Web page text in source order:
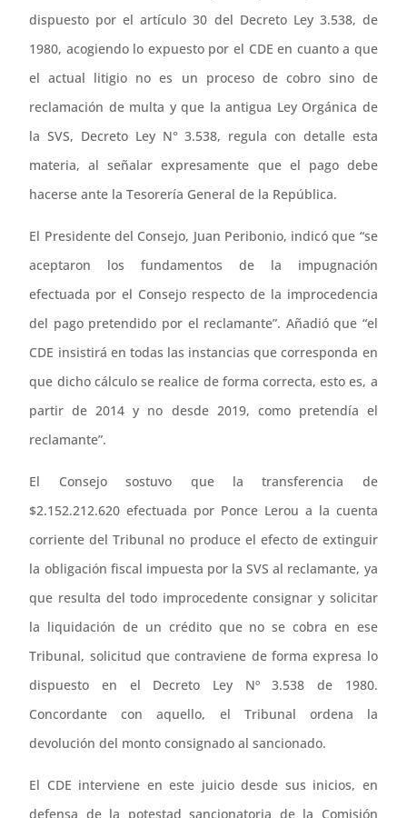
dispuesto por el artículo 30 del Decreto Ley 3.538, de
1980, acogiendo lo expuesto por el CDE en cuanto a que
el actual litigio no es un proceso de cobro sino de
reclamación de multa y que la antigua Ley Orgánica de
la SVS, Decreto Ley N° 3.538, regula con detalle esta
materia, al señalar expresamente que el pago debe
hacerse ante la Tesorería General de la República.
El Presidente del Consejo, Juan Peribonio, indicó que “se
aceptaron los fundamentos de la impugnación
efectuada por el Consejo respecto de la improcedencia
del pago pretendido por el reclamante”. Añadió que “el
CDE insistirá en todas las instancias que corresponda en
que dicho cálculo se realice de forma correcta, esto es, a
partir de 2014 y no desde 2019, como pretendía el
reclamante”.
El Consejo sostuvo que la transferencia de
$2.152.212.620 efectuada por Ponce Lerou a la cuenta
corriente del Tribunal no produce el efecto de extinguir
la obligación fiscal impuesta por la SVS al reclamante, ya
que resulta del todo improcedente consignar y solicitar
la liquidación de un crédito que no se cobra en ese
Tribunal, solicitud que contraviene de forma expresa lo
dispuesto en el Decreto Ley Nº 3.538 de 1980.
Concordante con aquello, el Tribunal ordena la
devolución del monto consignado al sancionado.
El CDE interviene en este juicio desde sus inicios, en
defensa de la potestad sancionatoria de la Comisión